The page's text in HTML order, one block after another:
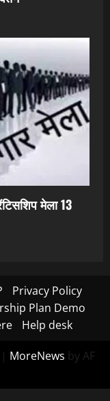
मेला 13
Privacy Policy
Plan Demo
Help desk
| MoreNews by AF